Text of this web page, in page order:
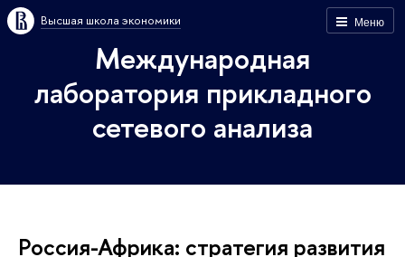
Меню
Высшая школа экономики
Международная
лаборатория прикладного
сетевого анализа
Россия-Африка: стратегия развития